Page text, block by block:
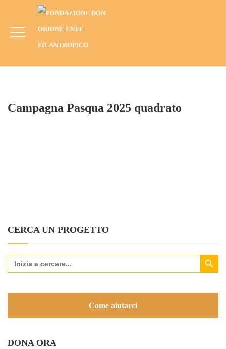
HOME
PASQUA 2025: NUOVA SPERANZA AI GIOVANI DI MORADA NOVA
Campagna Pasqua 2025 quadrato
CERCA UN PROGETTO
Search
for:
Search Button
Come aiutarci
DONA ORA